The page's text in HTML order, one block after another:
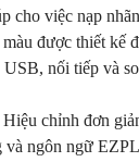
cho việc nạp
được thiết kế
nối tiếp và
chỉnh đơn
và ngôn ngữ